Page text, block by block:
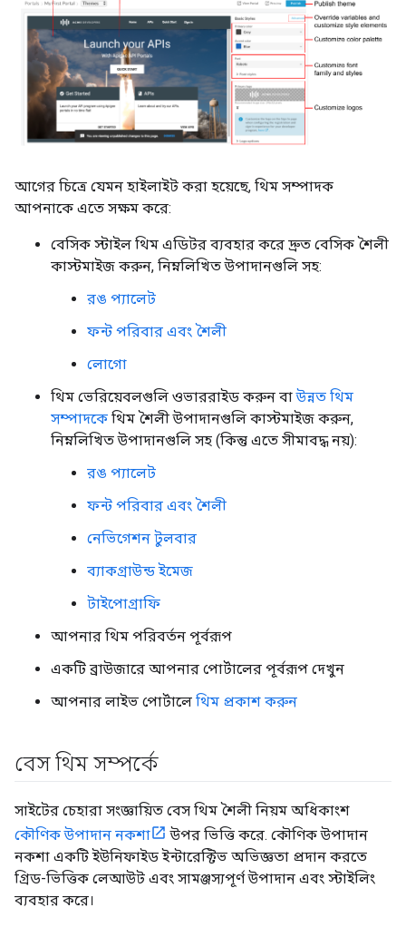
আগের চিত্রে যেমন হাইলাইট করা হয়েছে, থিম সম্পাদক
আপনাকে এতে সক্ষম করে:
বেসিক স্টাইল থিম এডিটর ব্যবহার করে দ্রুত বেসিক শৈলী
কাস্টমাইজ করুন, নিম্নলিখিত উপাদানগুলি সহ:
রঙ প্যালেট
ফন্ট পরিবার এবং শৈলী
লোগো
থিম ভেরিয়েবলগুলি ওভাররাইড করুন বাউন্নত থিম
সম্পাদকে থিম শৈলী উপাদানগুলি কাস্টমাইজ করুন,
নিম্নলিখিত উপাদানগুলি সহ (কিন্তু এতে সীমাবদ্ধ নয়):
রঙ প্যালেট
ফন্ট পরিবার এবং শৈলী
নেভিগেশন টুলবার
ব্যাকগ্রাউন্ড ইমেজ
টাইপোগ্রাফি
আপনার থিম পরিবর্তন পূর্বরূপ
একটি ব্রাউজারে আপনার পোর্টালের পূর্বরূপ দেখুন
আপনার লাইভ পোর্টালে থিম প্রকাশ করুন
বেস থিম সম্পর্কে
সাইটের চেহারা সংজ্ঞায়িত বেস থিম শৈলী নিয়ম অধিকাংশ
কৌণিক উপাদান নকশা
উপর ভিত্তি করে. কৌণিক উপাদান
নকশা একটি ইউনিফাইড ইন্টারেক্টিভ অভিজ্ঞতা প্রদান করতে
গ্রিড-ভিত্তিক লেআউট এবং সামঞ্জস্যপূর্ণ উপাদান এবং স্টাইলিং
ব্যবহার করে।